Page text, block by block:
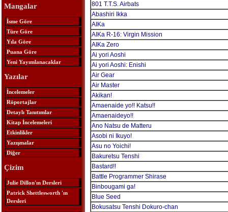
Mangalar
İsme Göre
Türe Göre
Yıla Göre
Puana Göre
Yeni Yayımlanacaklar
Yazılar
İncelemeler
Röportajlar
Detaylı Tanıtımlar
Kitap İncelemeleri
Etkinlikler
Yazışmalar
Diğer
Çizim
Julie Dillon'ın Dersleri
Patrick Shettlesworth 'ın
Dersleri
801 T.T.S. Airbats
Abashiri Ikka
AIKa
AIKa R-16: Virgin Mission
AIKa Zero
Ai yori Aoshi
Ai yori Aoshi: Enishi
Air Gear
Air Master
Akikan!
Amaenaide yo!! Katsu!!
Amaenaideyo!!
Ano Natsu de Matteru
Asobi ni Ikuyo!
Asu no Yoichi!
Bakuretsu Tenshi
Bastard!!
Battle Programmer Shirase
Binbougami ga!
Blue Seed
Bokusatsu Tenshi Dokuro-chan